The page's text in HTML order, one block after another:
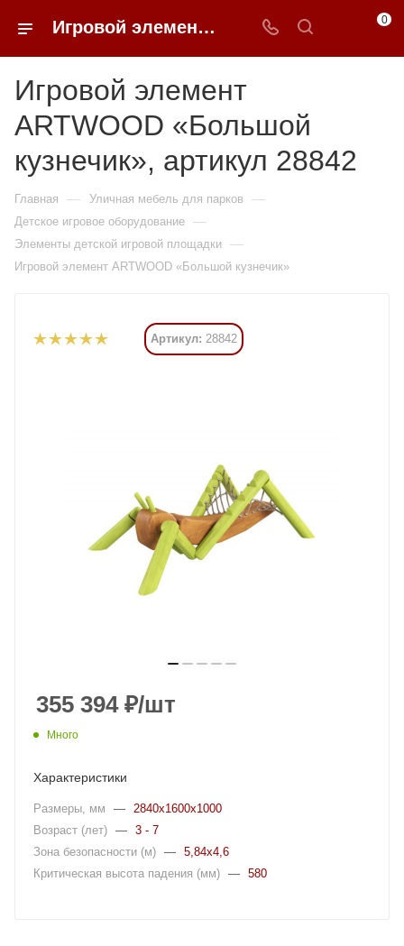
Игровой элемент ARTWOOD «Большой кузнечик» купить в Москве от 323 085 ₽ - 0FFER 0
Игровой элемент
ARTWOOD «Большой
кузнечик», артикул 28842
Главная — Уличная мебель для парков —
Детское игровое оборудование —
Элементы детской игровой площадки —
Игровой элемент ARTWOOD «Большой кузнечик»
Артикул: 28842
355 394₽/шт
Много
Характеристики
Размеры, мм —
2840x1600x1000
Возраст (лет) — 3 - 7
Зона безопасности (м) — 5,84x4,6
Критическая высота падения (мм) — 580